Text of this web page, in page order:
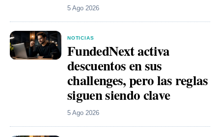
5 Ago 2026
NOTICIAS
FundedNext activa
descuentos en sus
challenges, pero las reglas
siguen siendo clave
5 Ago 2026